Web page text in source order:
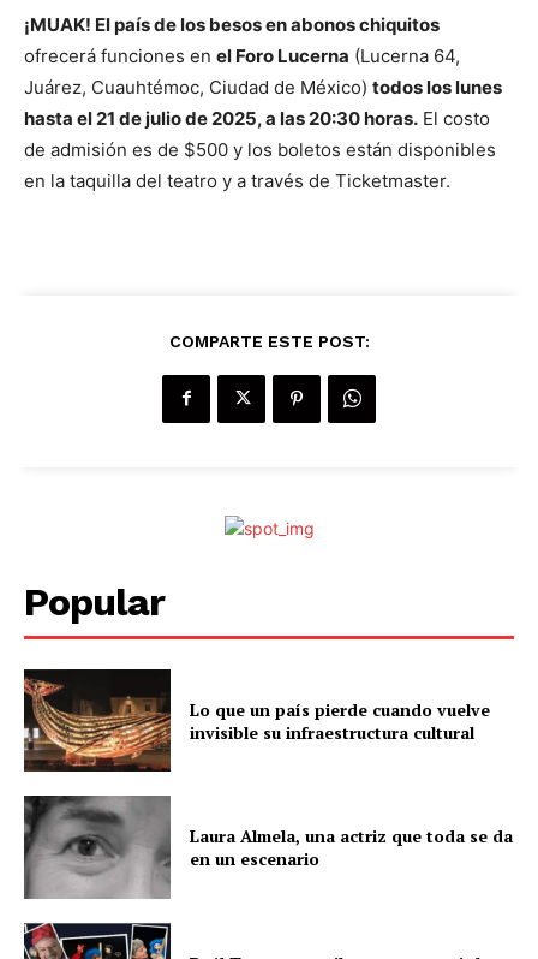
¡MUAK! El país de los besos en abonos chiquitos
ofrecerá funciones en el Foro Lucerna (Lucerna 64,
Juárez, Cuauhtémoc, Ciudad de México) todos los lunes
hasta el 21 de julio de 2025, a las 20:30 horas. El costo
de admisión es de $500 y los boletos están disponibles
en la taquilla del teatro y a través de Ticketmaster.
COMPARTE ESTE POST:
Popular
Lo que un país pierde cuando vuelve
invisible su infraestructura cultural
Laura Almela, una actriz que toda se da
en un escenario